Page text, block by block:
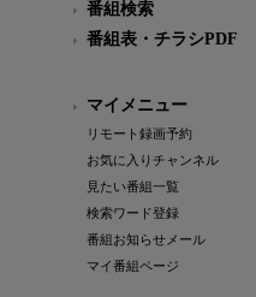
番組検索
番組表・チラシPDF
マイメニュー
リモート録画予約
お気に入りチャンネル
見たい番組一覧
検索ワード登録
番組お知らせメール
マイ番組ページ